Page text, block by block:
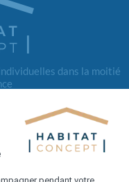
dans la moitié